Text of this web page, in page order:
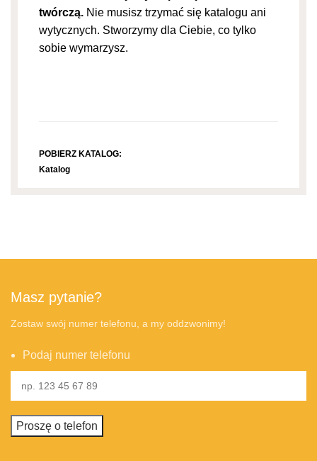
twórczą. Nie musisz trzymać się katalogu ani
wytycznych. Stworzymy dla Ciebie, co tylko
sobie wymarzysz.
POBIERZ KATALOG:
Katalog
Masz pytanie?
Zostaw swój numer telefonu, a my oddzwonimy!
Podaj numer telefonu